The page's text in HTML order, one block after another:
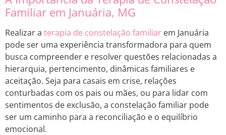
Familiar em Januária, MG
Realizar a terapia de constelação familiar em Januária
pode ser uma experiência transformadora para quem
busca compreender e resolver questões relacionadas a
hierarquia, pertencimento, dinâmicas familiares e
aceitação. Seja para casais em crise, relações
conturbadas com os pais ou mães, ou para lidar com
sentimentos de exclusão, a constelação familiar pode
ser um caminho para a reconciliação e o equilíbrio
emocional.